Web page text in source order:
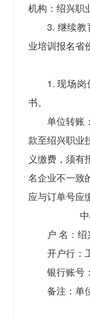
机构：绍兴职
3. 继续
业培训报名省
1. 现场
书。
单位转账
款至绍兴职业
义缴费，须有
名企业不一致
应与订单号应
户 名：
开户行：
银行账号
备注：单